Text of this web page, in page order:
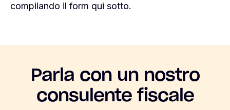
compilando il form qui sotto.
Parla con un nostro
consulente fiscale